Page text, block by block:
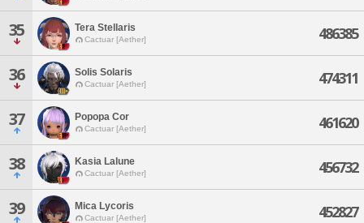
35 Tera Stellaris
Cactuar [Aether] 486385
36 Solis Solaris
Cactuar [Aether] 474311
37 Popopa Cor
Cactuar [Aether] 461620
38 Kasia Lalune
Cactuar [Aether] 456732
39 Mica Lycoris
Cactuar [Aether] 452827